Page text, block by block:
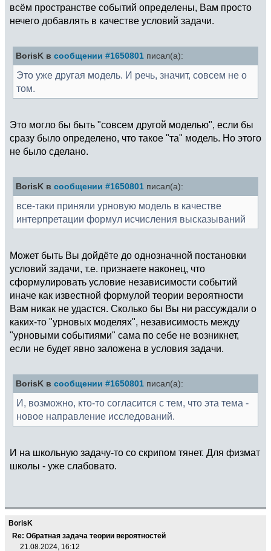
всём пространстве событий определены, Вам просто
нечего добавлять в качестве условий задачи.
BorisK в сообщении #1650801 писал(а):
Это уже другая модель. И речь, значит, совсем не о
том.
Это могло бы быть "совсем другой моделью", если бы
сразу было определено, что такое "та" модель. Но этого
не было сделано.
BorisK в сообщении #1650801 писал(а):
все-таки приняли урновую модель в качестве
интерпретации формул исчисления высказываний
Может быть Вы дойдёте до однозначной постановки
условий задачи, т.е. признаете наконец, что
сформулировать условие независимости событий
иначе как известной формулой теории вероятности
Вам никак не удастся. Сколько бы Вы ни рассуждали о
каких-то "урновых моделях", независимость между
"урновыми событиями" сама по себе не возникнет,
если не будет явно заложена в условия задачи.
BorisK в сообщении #1650801 писал(а):
И, возможно, кто-то согласится с тем, что эта тема -
новое направление исследований.
И на школьную задачу-то со скрипом тянет. Для физмат
школы - уже слабовато.
BorisK
Re: Обратная задача теории вероятностей
21.08.2024, 16:12